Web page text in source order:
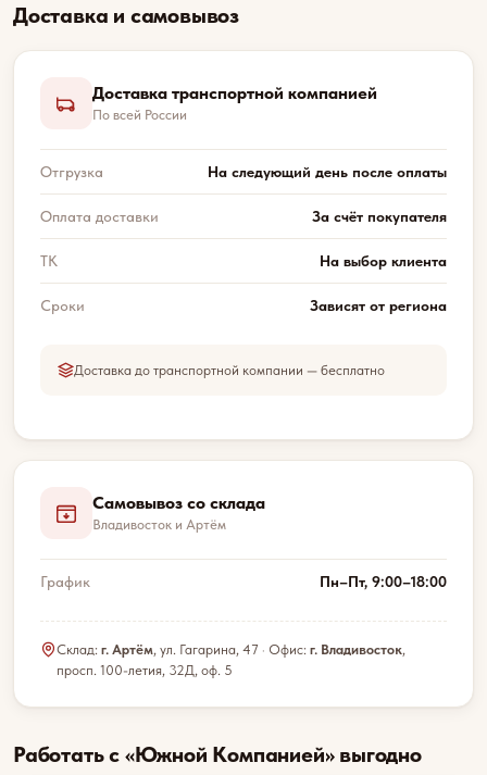
Доставка и самовывоз
Доставка транспортной компанией
По всей России
Отгрузка На следующий день после оплаты
Оплата доставки За счёт покупателя
ТК На выбор клиента
Сроки Зависят от региона
Доставка до транспортной компании — бесплатно
Самовывоз со склада
Владивосток и Артём
График Пн–Пт, 9:00–18:00
Склад: г. Артём, ул. Гагарина, 47 · Офис: г. Владивосток,
просп. 100-летия, 32Д, оф. 5
Работать с «Южной Компанией» выгодно